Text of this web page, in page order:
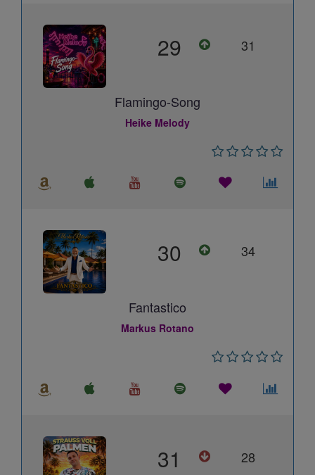
29 31
Flamingo-Song
Heike Melody
30 34
Fantastico
Markus Rotano
31 28